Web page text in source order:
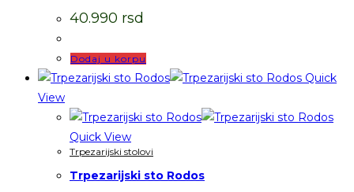
40.990 rsd
Dodaj u korpu
Quick
View
Quick View
Trpezarijski stolovi
Trpezarijski sto Rodos